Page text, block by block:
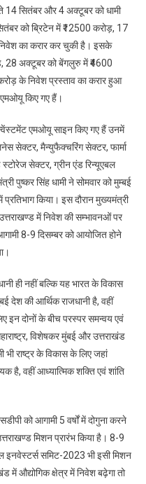
14 सितंबर और 4 अक्टूबर को धामी
को ब्रिटेन में ₹12500 करोड़, 17
का करार कर चुकी है। इसके
28 अक्टूबर को बेंगलुरु में ₹4600
के निवेश प्रस्ताव का करार हुआ
किए गए हैं।
एमओयू साइन किए गए हैं उनमें
सेक्टर, मैन्युफैक्चरिंग सेक्टर, फार्मा
सेक्टर, ग्रीन एंड रिन्यूएबल
पुष्कर सिंह धामी ने सोमवार को मुम्बई
किया। इस दौरान मुख्यमंत्री
में निवेश की सम्भावनओं पर
8-9 दिसम्बर को आयोजित होने
ही नहीं बल्कि यह भारत के विकास
देश की आर्थिक राजधानी है, वहीं
इन दोनों के बीच परस्पर समन्वय एवं
विशेषकर मुंबई और उत्तराखंड
राष्ट्र के विकास के लिए जहां
वहीं आध्यात्मिक शक्ति एवं शांति
को आगामी 5 वर्षों में दोगुना करने
मिशन प्रारंभ किया है। 8-9
इनवेस्टर्स समिट-2023 भी इसी मिशन
में औद्योगिक क्षेत्र में निवेश बढ़ेगा तो